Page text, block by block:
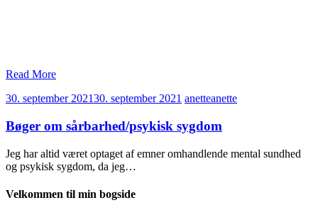
Read More
30. september 202130. september 2021 anetteanette
Bøger om sårbarhed/psykisk sygdom
Jeg har altid været optaget af emner omhandlende mental sundhed
og psykisk sygdom, da jeg…
Velkommen til min bogside